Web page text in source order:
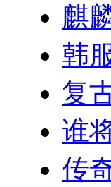
麒
韩
复
谁
传